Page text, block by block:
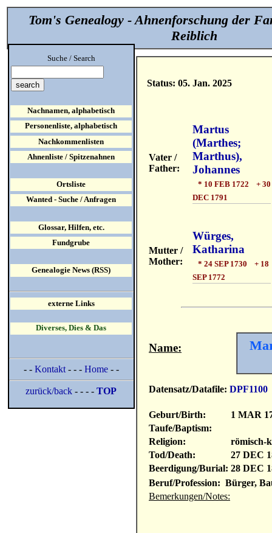
Tom's Genealogy - Ahnenforschung der
Reiblich
Status: 05. Jan. 2025
Vater /
Father:
Martus
(Marthes;
Marthus),
Johannes
* 10 FEB 1722 + 30
DEC 1791
Mutter /
Mother:
Würges,
Katharina
* 24 SEP 1730 + 18
SEP 1772
Name:
Datensatz/Datafile: DPF1100
Geburt/Birth:
1 MAR
Taufe/Baptism:
Religion:
römisch-
Tod/Death:
27 DEC
Beerdigung/Burial: 28 DEC
Beruf/Profession: Bürger,
Bemerkungen/Notes:
Suche / Search
Nachnamen, alphabetisch
Personenliste, alphabetisch
Nachkommenlisten
Ahnenliste / Spitzenahnen
Ortsliste
Wanted - Suche / Anfragen
Glossar, Hilfen, etc.
Fundgrube
Genealogie News (RSS)
externe Links
Diverses, Dies & Das
- - Kontakt- - - Home- -
zurück/back - - - -TOP